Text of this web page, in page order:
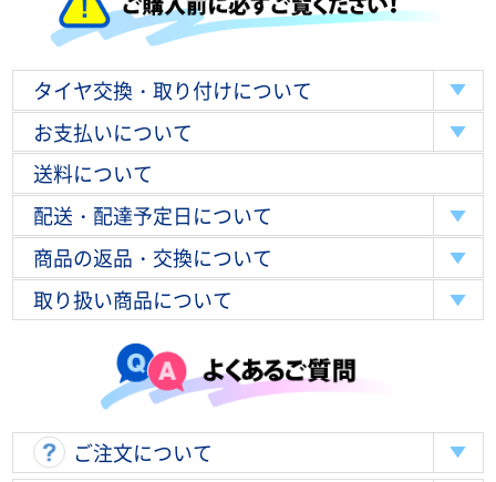
タイヤ交換・取り付けについて
お支払いについて
送料について
配送・配達予定日について
商品の返品・交換について
取り扱い商品について
ご注文について